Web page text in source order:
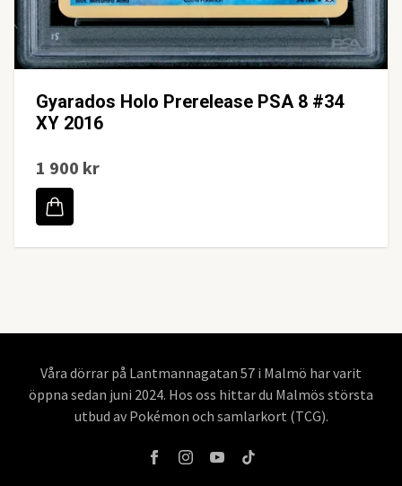
Gyarados Holo Prerelease PSA 8 #34
XY 2016
1 900 kr
Våra dörrar på Lantmannagatan 57 i Malmö har varit
öppna sedan juni 2024. Hos oss hittar du Malmös största
utbud av Pokémon och samlarkort (TCG).